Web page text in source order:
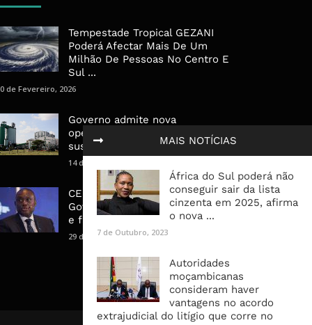
MAIS NOTÍCIAS
África do Sul poderá não
conseguir sair da lista
cinzenta em 2025, afirma
o nova ...
7 de Outubro, 2023
Autoridades
moçambicanas
consideram haver
vantagens no acordo
extrajudicial do litígio que corre no
Tempestade Tropical GEZANI
Poderá Afectar Mais De Um
Milhão De Pessoas No Centro E
Sul ...
de Fevereiro, 2026
Governo admite nova
operadora para a Mozal após
suspensão das operações
14 de Março, 2026
CEO do Standard Bank pede ao
Governo que “saia do caminho”
e facilite os negócios
29 de Janeiro, 2025